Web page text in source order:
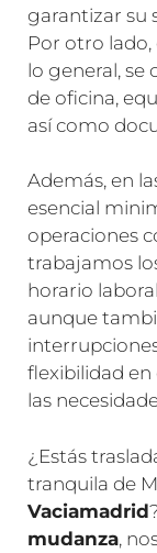
garantizar su
Por otro lado,
lo general, se
de oficina,
así como
Además, en
esencial
operaciones
trabajamos
horario
aunque
flexibilidad en
las
¿Estás
tranquila de
Vaciamadrid
mudanza,